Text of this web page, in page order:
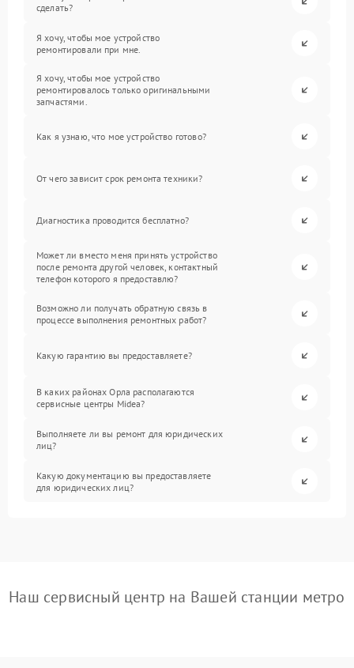
сделать?
Я хочу, чтобы мое устройство
ремонтировали при мне.
Я хочу, чтобы мое устройство
ремонтировалось только оригинальными
запчастями.
Как я узнаю, что мое устройство готово?
От чего зависит срок ремонта техники?
Диагностика проводится бесплатно?
Может ли вместо меня принять устройство
после ремонта другой человек, контактный
телефон которого я предоставлю?
Возможно ли получать обратную связь в
процессе выполнения ремонтных работ?
Какую гарантию вы предоставляете?
В каких районах Орла располагаются
сервисные центры Midea?
Выполняете ли вы ремонт для юридических
лиц?
Какую документацию вы предоставляете
для юридических лиц?
Наш сервисный центр на Вашей станции метро